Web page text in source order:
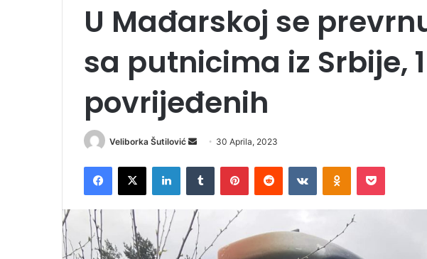
U Mađarskoj se
sa putnicima iz Srbije,
povrijeđenih
Veliborka Šutilović
n
a
n
e
30 Aprila, 2023